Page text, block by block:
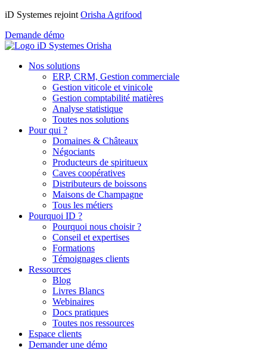
iD Systemes rejoint Orisha Agrifood
Demande démo
Nos solutions
ERP, CRM, Gestion commerciale
Gestion viticole et vinicole
Gestion comptabilité matières
Analyse statistique
Toutes nos solutions
Pour qui ?
Domaines & Châteaux
Négociants
Producteurs de spiritueux
Caves coopératives
Distributeurs de boissons
Maisons de Champagne
Tous les métiers
Pourquoi ID ?
Pourquoi nous choisir ?
Conseil et expertises
Formations
Témoignages clients
Ressources
Blog
Livres Blancs
Webinaires
Docs pratiques
Toutes nos ressources
Espace clients
Demander une démo